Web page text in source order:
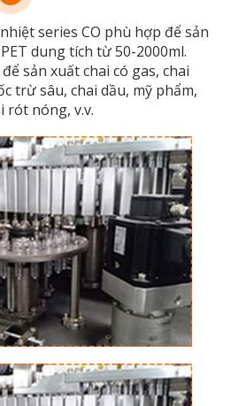
series CO phù hợp để sản
dung tích từ 50-2000ml.
sản xuất chai có gas, chai
trừ sâu, chai dầu, mỹ phẩm,
rót nóng, v.v.